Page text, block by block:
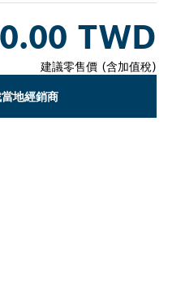
TWD
建議零售價 (含加值稅)
地經銷商